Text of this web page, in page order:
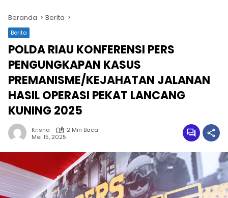
Beranda Berita
Berita
POLDA RIAU KONFERENSI PERS
PENGUNGKAPAN KASUS
PREMANISME/KEJAHATAN JALANAN
HASIL OPERASI PEKAT LANCANG
KUNING 2025
Krisna
2 Min Baca
Mei 15, 2025